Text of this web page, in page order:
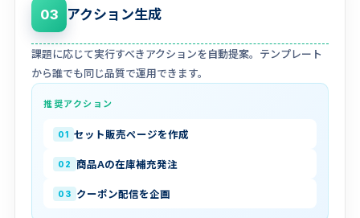
03 アクション生成
課題に応じて実行すべきアクションを自動提案。テンプレート
から誰でも同じ品質で運用できます。
推奨アクション
01 セット販売ページを作成
02 商品Aの在庫補充発注
03 クーポン配信を企画